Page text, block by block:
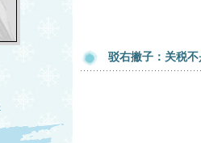
驳右撇子：关税